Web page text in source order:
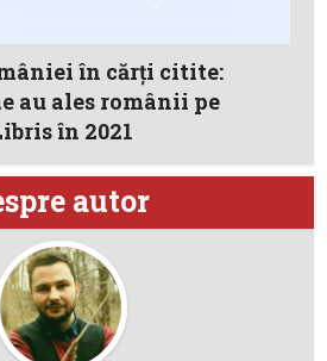
în cărți citite:
au ales românii pe
în 2021
autor